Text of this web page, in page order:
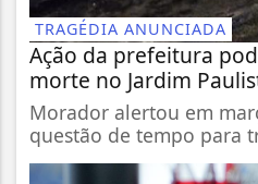
TRAGÉDIA ANUNCIADA
Ação da prefeitura
morte no Jardim
Morador alertou em
questão de tempo para